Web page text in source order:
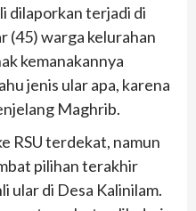
dilaporkan terjadi di
(45) warga kelurahan
kemanakannya
jenis ular apa, karena
Maghrib.
RSU terdekat, namun
pilihan terakhir
ular di Desa Kalinilam.